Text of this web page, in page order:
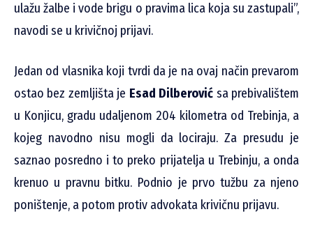
ulažu žalbe i vode brigu o pravima lica koja su zastupali”,
navodi se u krivičnoj prijavi.
Jedan od vlasnika koji tvrdi da je na ovaj način prevarom
ostao bez zemljišta je Esad Dilberović sa prebivalištem
u Konjicu, gradu udaljenom 204 kilometra od Trebinja, a
kojeg navodno nisu mogli da lociraju. Za presudu je
saznao posredno i to preko prijatelja u Trebinju, a onda
krenuo u pravnu bitku. Podnio je prvo tužbu za njeno
poništenje, a potom protiv advokata krivičnu prijavu.